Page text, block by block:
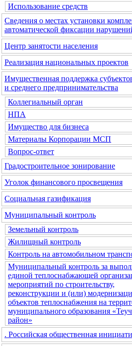
Использование средств
Сведения о местах установки
автоматической фиксации
Центр занятости населения
Реализация национальных проектов
Имущественная поддержка
и среднего предпринимательства
Коллегиальный орган
НПА
Имущество для бизнеса
Материалы Корпорации МСП
Вопрос-ответ
Градостроительное зонирование
Уголок финансового просвещения
Социальная газификация
Муниципальный контроль
Земельный контроль
Жилищный контроль
Контроль на автомобильном
Муниципальный контроль за
единой теплоснабжающей
мероприятий по строительству,
реконструкции и (или)
объектов теплоснабжения на
муниципального образования
район»
. Российская общественная